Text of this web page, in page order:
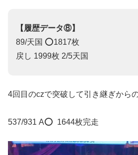
【履歴データ⑧】
89/天国 ⭕️1817枚
戻し 1999枚 2/5天国
4回目のczで突破して引き継ぎからの
537/931 A⭕️ 1644枚完走